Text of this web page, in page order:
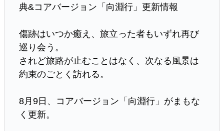
典&コアバージョン「向淵行」更新情報
傷跡はいつか癒え、旅立った者もいずれ再び
巡り会う。
されど旅路が止むことはなく、次なる風景は
約束のごとく訪れる。
8月9日、コアバージョン「向淵行」がまもな
く更新。